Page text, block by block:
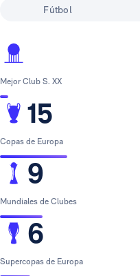
Fútbol
Mejor Club S. XX
15
Copas de Europa
9
Mundiales de Clubes
6
Supercopas de Europa